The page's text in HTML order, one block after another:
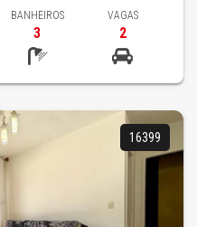
BANHEIROS
3
VAGAS
2
16399